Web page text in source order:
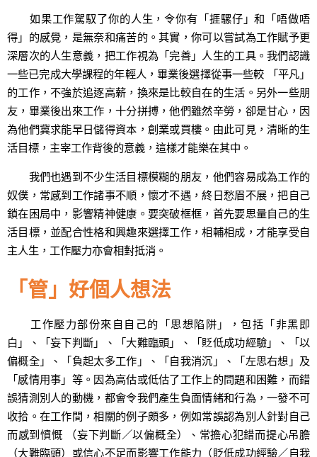
如果工作駕馭了你的人生，令你有「捱騾仔」和「唔做唔
得」的感覺，是無奈和痛苦的。其實，你可以嘗試為工作賦予更
深層次的人生意義，把工作視為「完善」人生的工具。我們認識
一些已完成大學課程的年輕人，畢業後選擇從事一些較 「平凡」
的工作，不強於追逐高薪，換來是比較自在的生活。另外一些朋
友，畢業後出來工作，十分拼搏，他們雖然辛勞，卻是甘心，因
為他們冀求能早日儲得資本，創業或買樓。由此可見，清晰的生
活目標，主宰工作背後的意義，這樣才能樂在其中。
我們也遇到不少生活目標模糊的朋友，他們容易成為工作的
奴僕，常感到工作諸事不順，懷才不遇，終日愁眉不展，把自己
鎖在困局中，影響精神健康。要突破框框，首先要思量自己的生
活目標，並配合性格和興趣來選擇工作，相輔相成，才能享受自
主人生，工作壓力亦會相對抵消。
「管」好個人想法
工作壓力部份來自自己的「思想陷阱」，包括「非黑即
白」、「妄下判斷」、「大難臨頭」、「貶低成功經驗」、「以
偏概全」、「負起太多工作」、「自我消沉」、「左思右想」及
「感情用事」等。因為高估或低估了工作上的問題和困難，而錯
誤猜測別人的動機，都會令我們產生負面情緒和行為，一發不可
收拾。在工作間，相關的例子頗多，例如常誤認為別人針對自己
而感到憤慨 （妄下判斷／以偏概全）、常擔心犯錯而提心吊膽
（大難臨頭）或信心不足而影響工作能力（貶低成功經驗／自我